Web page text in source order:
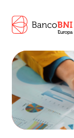
Voltar
Abertura De
Depósitos A
Crédito
Prime
Empresas
Voltar
Empresas
Banco